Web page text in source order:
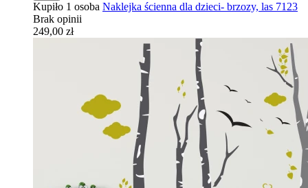
Kupiło 1 osoba Naklejka ścienna dla dzieci- brzozy, las 7123
Brak opinii
249,00 zł